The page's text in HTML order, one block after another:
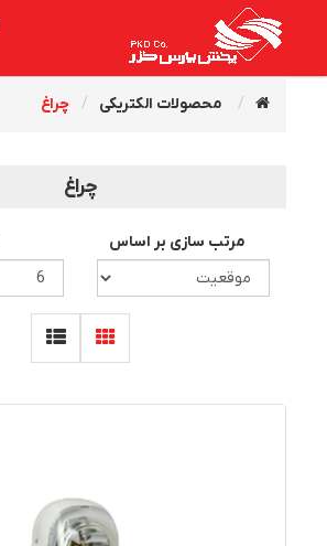
محصولات الکتریکی چراغ
چراغ
مرتب سازی بر اساس